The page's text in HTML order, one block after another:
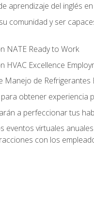
aprendizaje del inglés
comunidad y ser
NATE Ready to Work
Excellence
de Refrigerantes
obtener experiencia
a perfeccionar tus
virtuales
con los